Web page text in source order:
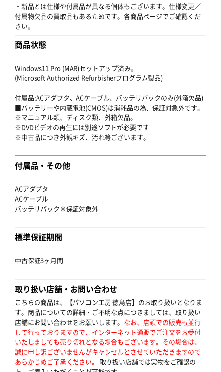
・新品とは仕様や付属品が異なる個体もございます。仕様変更／
付属物欠品の買取品もあるためです。各商品ページでご確認くだ
さい。
商品状態
Windows11 Pro (MAR)セットアップ済み。
(Microsoft Authorized Refurbisherプログラム製品)
付属品:ACアダプタ、ACケーブル、バッテリパックのみ(外箱欠品)
■バッテリーや内蔵電池(CMOS)は消耗品の為、保証対象外です。
※マニュアル類、ディスク類、外箱欠品。
※DVDビデオの再生には別途ソフトが必要です
※中古品につき外観キズ、汚れ等ございます。
付属品・その他
ACアダプタ
ACケーブル
バッテリパック※保証対象外
標準保証期間
中古保証3ヶ月間
取り扱い店舗・お問い合わせ
こちらの商品は、【パソコン工房 徳島店】のお取り扱いとなりま
す。商品についての詳細・ご不明な点につきましては、取り扱い
店舗にお問い合わせをお願いします。 なお、店頭での販売も並行
して行っておりますので、インターネット通販でご注文をお受付
いたしましても売り切れとなる場合もございます。その場合は、
誠に申し訳ございませんがキャンセルとさせていただきますので
あらかじめご了承ください。 取り扱い店舗では実物をご確認の